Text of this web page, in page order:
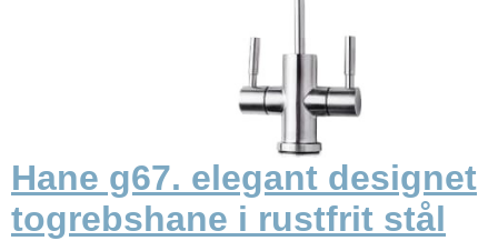
Hane g67. elegant designet
togrebshane i rustfrit stål